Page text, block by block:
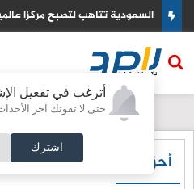
أترغب في تفعيل
حتى لا تفوتك آخر الأحداث
اشترك
السعودية تتاهب لتصبح مركزا
أحزاب